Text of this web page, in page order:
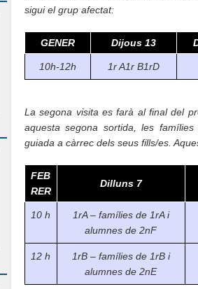
sigui el grup afectat:
GENER Dijous 13
10h-12h 1r A1r B1rD
La segona visita es farà al final del
aquesta segona sortida, les
guiada a càrrec dels seus fills/es.
FEB
RER
Dilluns 7
10 h
1rA – famílies de 1rA i
alumnes de 2nF
12 h
1rB – famílies de 1rB i
alumnes de 2nE